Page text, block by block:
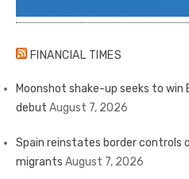
FINANCIAL TIMES
Moonshot shake-up seeks to
debut August 7, 2026
Spain reinstates border controls
migrants August 7, 2026